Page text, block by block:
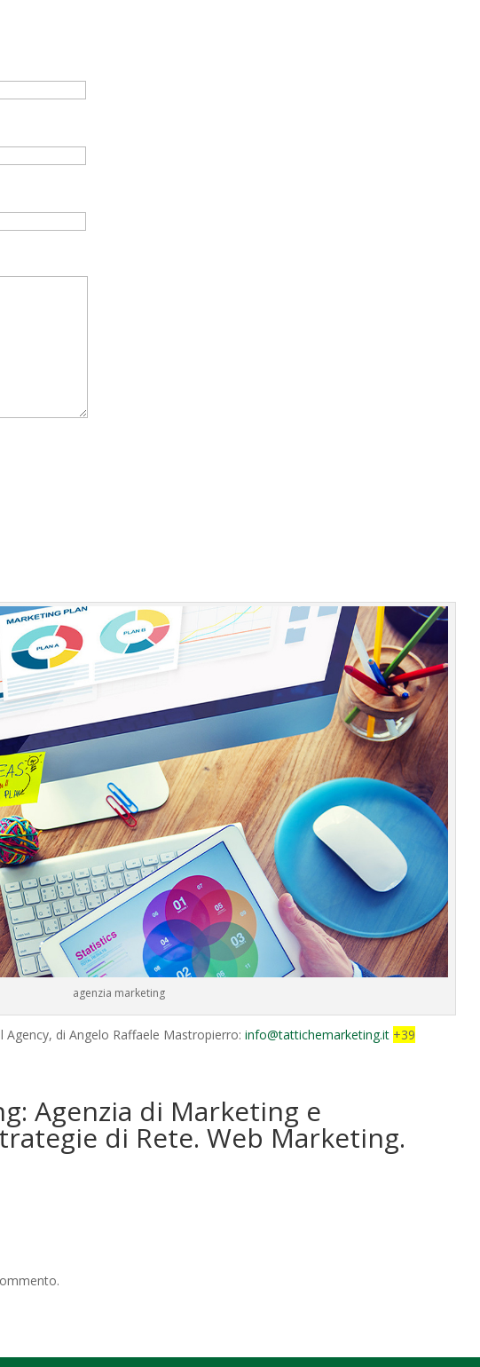
agenzia marketing
Agency, di Angelo Raffaele Mastropierro:info@tattichemarketing.it +39
Agenzia di Marketing e
di Rete. Web Marketing.